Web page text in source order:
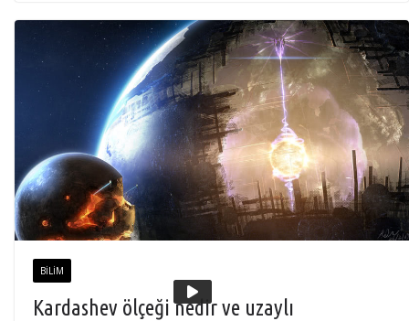
BILIM
Kardashev ölçeği nedir ve uzaylı